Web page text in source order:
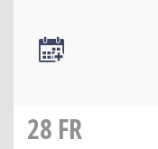
28 FR